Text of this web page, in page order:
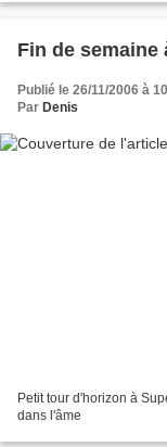
Fin de semaine
Publié le 26/11/2006 à
Par Denis
Petit tour d'horizon à
dans l'âme